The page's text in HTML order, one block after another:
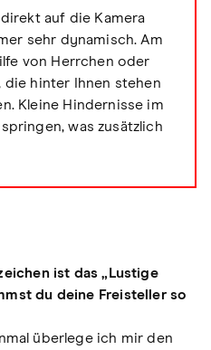
auf die Kamera
sehr dynamisch. Am
von Herrchen oder
die hinter Ihnen stehen
Kleine Hindernisse im
was zusätzlich
ist das „Lustige
du deine Freisteller so
überlege ich mir den